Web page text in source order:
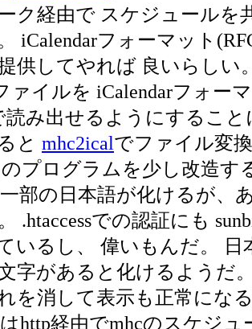
ク経由で スケジュールを
iCalendarフォーマット
供してやれば 良いらしい
ァイルを iCalendarフォー
読み出せるようにするこ
と mhc2icalでファイル変
プログラムを少し改造す
部の日本語が化けるが、
.htaccessでの認証にも
いるし、 偉いもんだ。 日
字があると化けるようだ
を消して表示も正常にな
http経由でmhcのスケジュ